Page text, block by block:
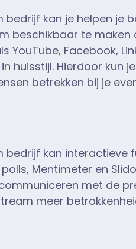
bedrijf kan je helpen je
beschikbaar te maken
YouTube, Facebook,
huisstijl. Hierdoor kun
betrekken bij je
bedrijf kan interactieve
Mentimeter en
met de
meer